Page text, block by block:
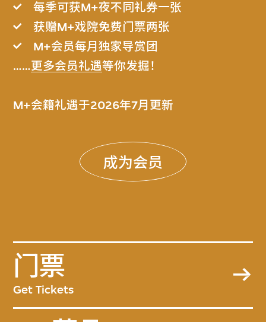
每季可获M+夜不同礼券一张
获赠M+戏院免费门票两张
M+会员每月独家导赏团
……更多会员礼遇等你发掘！
M+会籍礼遇于2026年7月更新
成为会员
门票
Get Tickets